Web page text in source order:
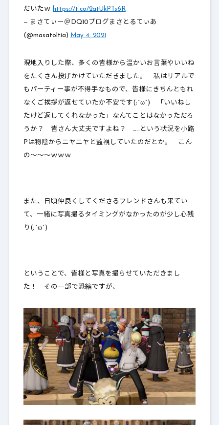
だいたｗ https://t.co/2atUkPTs6R
— まさてぃー＠DQ10ブログまさとるてぃあ
(@masatoltia) May 4, 2021
現地入りした際、多くの皆様から温かいお言葉やいいね
をたくさん投げかけていただきました。 私はリアルで
もパーティー事が不得手なもので、皆様にきちんともれ
なくご挨拶が返せていたか不安です(;^ω^) 「いいねし
たけど返してくれなかった」なんてことはなかっただろ
うか？ 皆さん大丈夫ですよね？ ……という状況を小路
Pは物陰からニヤニヤと監視していたのだとか。 こん
の～～～ｗｗｗ
また、日頃仲良くしてくださるフレンドさんも来てい
て、一緒に写真撮るタイミングがなかったのが少し心残
り(;^ω^)
ということで、皆様と写真を撮らせていただきまし
た！ その一部で恐縮ですが、